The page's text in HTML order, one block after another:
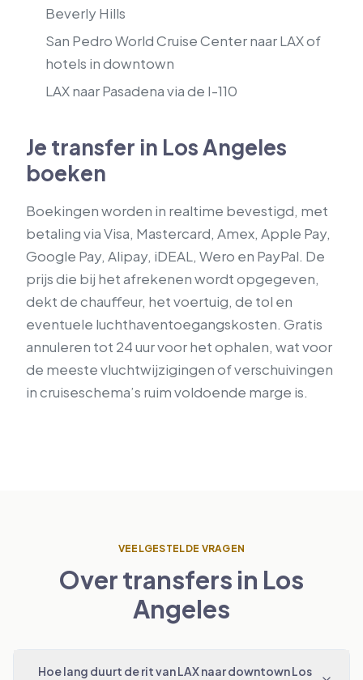
Beverly Hills
San Pedro World Cruise Center naar LAX of
hotels in downtown
LAX naar Pasadena via de I-110
Je transfer in Los Angeles
boeken
Boekingen worden in realtime bevestigd, met
betaling via Visa, Mastercard, Amex, Apple Pay,
Google Pay, Alipay, iDEAL, Wero en PayPal. De
prijs die bij het afrekenen wordt opgegeven,
dekt de chauffeur, het voertuig, de tol en
eventuele luchthaventoegangskosten. Gratis
annuleren tot 24 uur voor het ophalen, wat voor
de meeste vluchtwijzigingen of verschuivingen
in cruiseschema’s ruim voldoende marge is.
VEELGESTELDE VRAGEN
Over transfers in Los
Angeles
Hoe lang duurt de rit van LAX naar downtown Los